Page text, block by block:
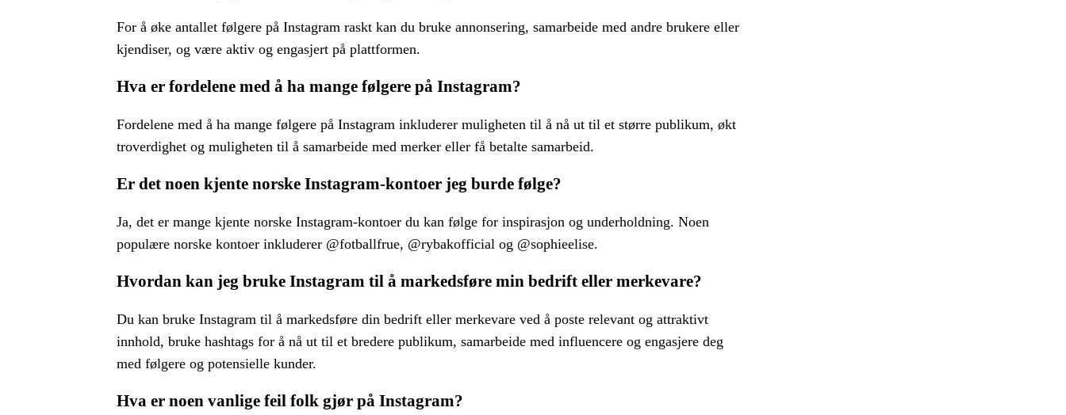
For å øke antallet følgere på Instagram raskt kan du bruke annonsering, samarbeide med andre brukere eller
kjendiser, og være aktiv og engasjert på plattformen.
Hva er fordelene med å ha mange følgere på Instagram?
Fordelene med å ha mange følgere på Instagram inkluderer muligheten til å nå ut til et større publikum, økt
troverdighet og muligheten til å samarbeide med merker eller få betalte samarbeid.
Er det noen kjente norske Instagram-kontoer jeg burde følge?
Ja, det er mange kjente norske Instagram-kontoer du kan følge for inspirasjon og underholdning. Noen
populære norske kontoer inkluderer @fotballfrue, @rybakofficial og @sophieelise.
Hvordan kan jeg bruke Instagram til å markedsføre min bedrift eller merkevare?
Du kan bruke Instagram til å markedsføre din bedrift eller merkevare ved å poste relevant og attraktivt
innhold, bruke hashtags for å nå ut til et bredere publikum, samarbeide med influencere og engasjere deg
med følgere og potensielle kunder.
Hva er noen vanlige feil folk gjør på Instagram?